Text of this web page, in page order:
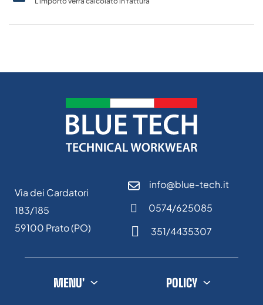
Via dei Cardatori
183/185
59100 Prato (PO)
info@blue-tech.it
0574/625085
351/4435307
POLICY
MENU'